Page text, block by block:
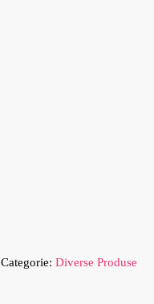
Categorie: Diverse Produse